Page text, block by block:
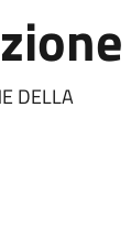
DELLA